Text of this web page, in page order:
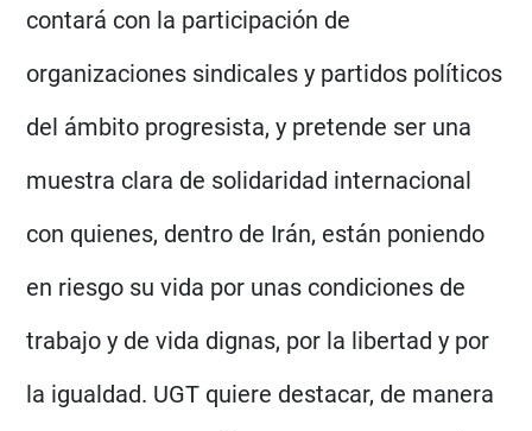
contará con la participación de
organizaciones sindicales y partidos políticos
del ámbito progresista, y pretende ser una
muestra clara de solidaridad internacional
con quienes, dentro de Irán, están poniendo
en riesgo su vida por unas condiciones de
trabajo y de vida dignas, por la libertad y por
la igualdad. UGT quiere destacar, de manera